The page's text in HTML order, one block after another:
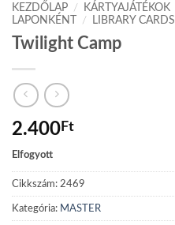
KEZDŐLAP / KÁRTYAJÁTÉKOK
LAPONKÉNT
/ LIBRARY CARDS
Twilight Camp
2.400Ft
Elfogyott
Cikkszám: 2469
Kategória: MASTER